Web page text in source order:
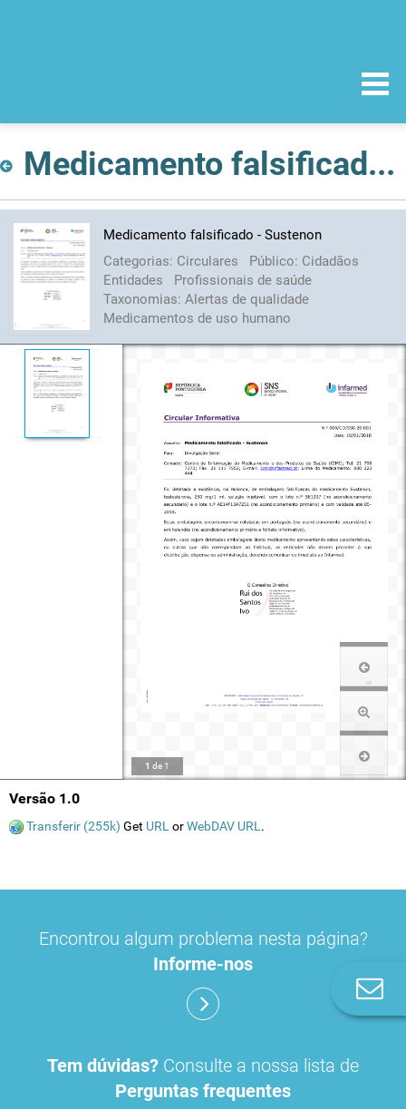
Medicamento falsificado - Sustenon
Medicamento falsificado - Sustenon
Categorias: Circulares Público: Cidadãos
Entidades
Profissionais de saúde
Taxonomias: Alertas de qualidade
Medicamentos de uso humano
1 de 1
Versão 1.0
Transferir (255k) Get URL orWebDAV URL .
Encontrou algum problema nesta página?
Informe-nos
Tem dúvidas? Consulte a nossa lista de
Perguntas frequentes